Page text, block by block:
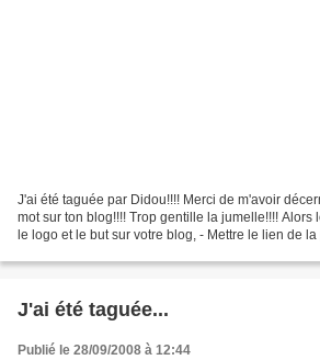
J'ai été taguée par Didou!!!! Merci de m'avoir
mot sur ton blog!!!! Trop gentille la jumelle!!!! Alors
le logo et le but sur votre blog, - Mettre le lien de
J'ai été taguée...
Publié le 28/09/2008 à 12:44